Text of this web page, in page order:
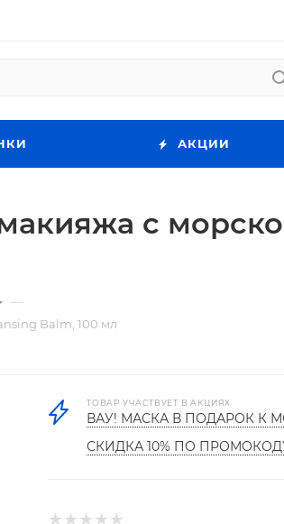
АКЦИИ
с
—
Balm, 100 мл
ТОВАР УЧАСТВУЕТ В АКЦИЯХ
ВАУ! МАСКА В ПОДАРОК К
СКИДКА 10% ПО